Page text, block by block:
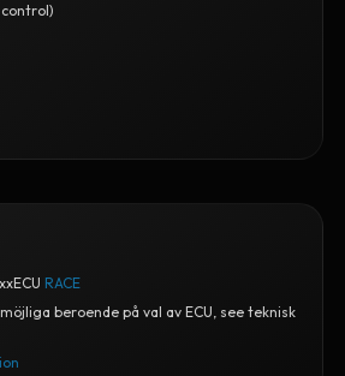
RACE
beroende på val av ECU, see teknisk